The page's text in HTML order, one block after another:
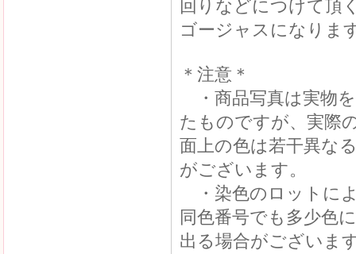
回りなどにつけて頂
ゴージャスになりま
＊注意＊
・商品写真は実物
たものですが、実際
面上の色は若干異な
がございます。
・染色のロットに
同色番号でも多少色
出る場合がございま